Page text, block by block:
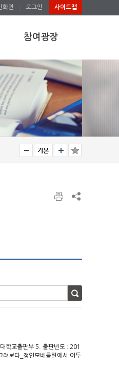
화면 로그인 사이트맵
참여광장
공지사항
언론에 비친 한문연
학교출판부 5. 출판년도 : 201
보다_정인모베를린에서 어두